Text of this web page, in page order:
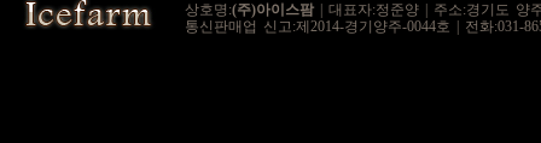
상호명:(주)아이스팜 | 대표자:정준양 | 주소:경기도 양
통신판매업 신고:제2014-경기양주-0044호 | 전화:031-